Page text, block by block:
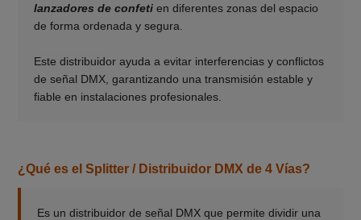
lanzadores de confetien diferentes zonas del espacio
de forma ordenada y segura.
Este distribuidor ayuda a evitar interferencias y conflictos
de señal DMX, garantizando una transmisión estable y
fiable en instalaciones profesionales.
¿Qué es el Splitter / Distribuidor DMX de 4 Vías?
Es un distribuidor de señal DMX que permite dividir una